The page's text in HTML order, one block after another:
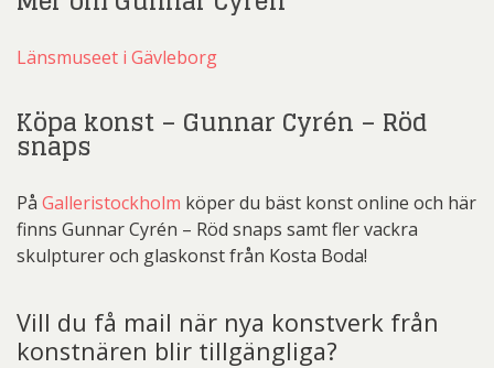
Länsmuseet i Gävleborg
Köpa konst – Gunnar Cyrén – Röd
snaps
På Galleristockholm köper du bäst konst online och här
finns Gunnar Cyrén – Röd snaps samt fler vackra
skulpturer och glaskonst från Kosta Boda!
Vill du få mail när nya konstverk från
konstnären blir tillgängliga?